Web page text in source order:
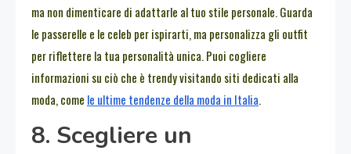
ma non dimenticare di adattarle al tuo stile personale. Guarda
le passerelle e le celeb per ispirarti, ma personalizza gli outfit
per riflettere la tua personalità unica. Puoi cogliere
informazioni su ciò che è trendy visitando siti dedicati alla
moda, come le ultime tendenze della moda in Italia.
8. Scegliere un